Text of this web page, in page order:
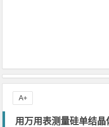
用万用表测量硅单结晶
A+